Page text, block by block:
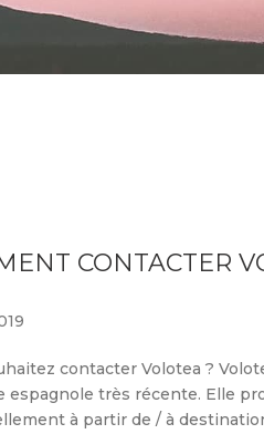
CONTACTER
contacter Volotea ?
espagnole très récente. Elle
à partir de / à